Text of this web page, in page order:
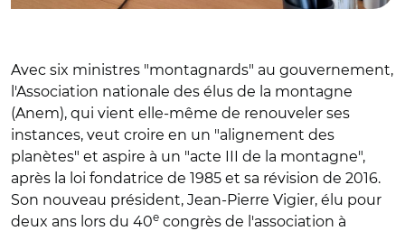
Avec six ministres "montagnards" au gouvernement,
l'Association nationale des élus de la montagne
(Anem), qui vient elle-même de renouveler ses
instances, veut croire en un "alignement des
planètes" et aspire à un "acte III de la montagne",
après la loi fondatrice de 1985 et sa révision de 2016.
Son nouveau président, Jean-Pierre Vigier, élu pour
deux ans lors du 40e congrès de l'association à